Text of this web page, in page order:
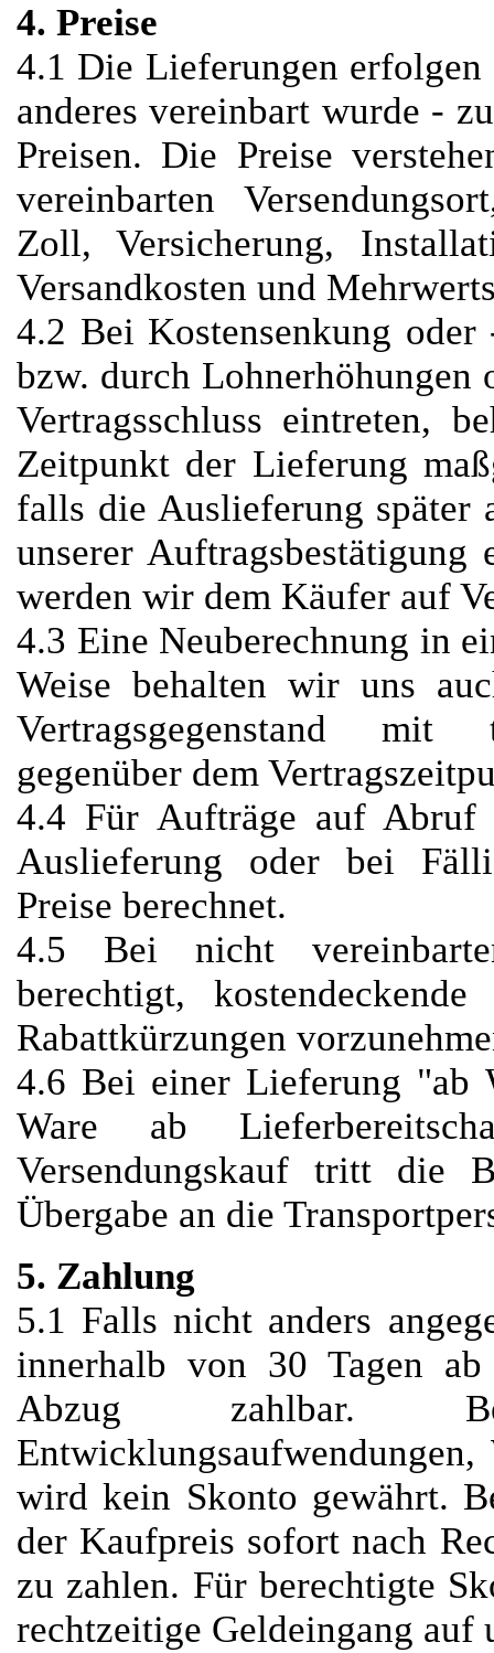
4. Preise
4.1 Die Lieferungen
anderes vereinbart wurde -
Preisen. Die Preise
vereinbarten
Zoll, Versicherung,
Versandkosten und
4.2 Bei Kostensenkung
bzw. durch Lohnerhöhungen
Vertragsschluss eintreten,
Zeitpunkt der Lieferung
falls die Auslieferung später
unserer
werden wir dem Käufer auf
4.3 Eine Neuberechnung in
Weise behalten wir uns
Vertragsgegenstand mit
gegenüber dem
4.4 Für Aufträge auf Abruf
Auslieferung oder bei
Preise berechnet.
4.5 Bei nicht
berechtigt,
Rabattkürzungen
4.6 Bei einer Lieferung "ab
Ware ab
Versendungskauf tritt die
Übergabe an die
5. Zahlung
5.1 Falls nicht anders
innerhalb von 30 Tagen ab
Abzug zahlbar.
wird kein Skonto gewährt.
der Kaufpreis sofort nach
zu zahlen. Für berechtigte
rechtzeitige Geldeingang auf